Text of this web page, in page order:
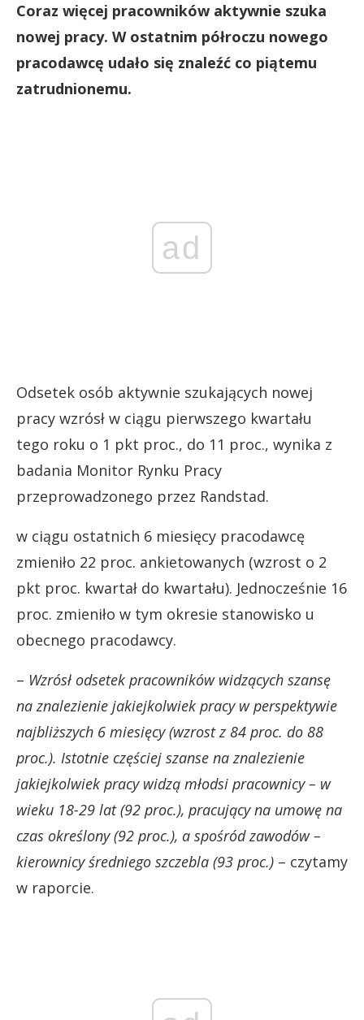
Coraz więcej pracowników aktywnie szuka
nowej pracy. W ostatnim półroczu nowego
pracodawcę udało się znaleźć co piątemu
zatrudnionemu.
ad
Odsetek osób aktywnie szukających nowej
pracy wzrósł w ciągu pierwszego kwartału
tego roku o 1 pkt proc., do 11 proc., wynika z
badania Monitor Rynku Pracy
przeprowadzonego przez Randstad.
w ciągu ostatnich 6 miesięcy pracodawcę
zmieniło 22 proc. ankietowanych (wzrost o 2
pkt proc. kwartał do kwartału). Jednocześnie 16
proc. zmieniło w tym okresie stanowisko u
obecnego pracodawcy.
– Wzrósł odsetek pracowników widzących szansę
na znalezienie jakiejkolwiek pracy w perspektywie
najbliższych 6 miesięcy (wzrost z 84 proc. do 88
proc.). Istotnie częściej szanse na znalezienie
jakiejkolwiek pracy widzą młodsi pracownicy – w
wieku 18-29 lat (92 proc.), pracujący na umowę na
czas określony (92 proc.), a spośród zawodów –
kierownicy średniego szczebla (93 proc.) – czytamy
w raporcie.